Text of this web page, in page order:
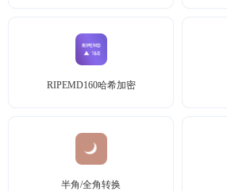
RIPEMD160哈希加密
半角/全角转换